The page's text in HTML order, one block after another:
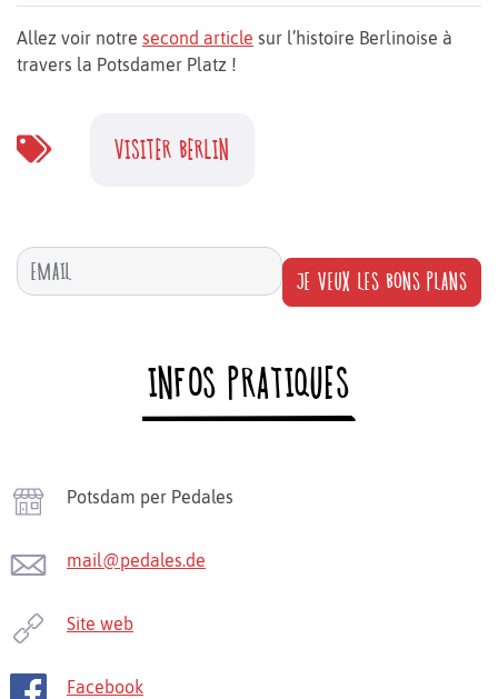
Allez voir notre second article sur l’histoire Berlinoise à
travers la Potsdamer Platz !
VISITER BERLIN
JE VEUX LES BONS PLANS
INFOS PRATIQUES
Potsdam per Pedales
mail@pedales.de
Site web
Facebook